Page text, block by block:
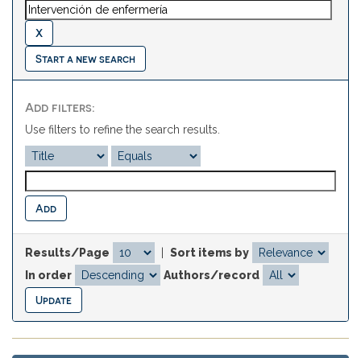
Start a new search
Add filters:
Use filters to refine the search results.
Results/Page
Sort items by
In order
Authors/record